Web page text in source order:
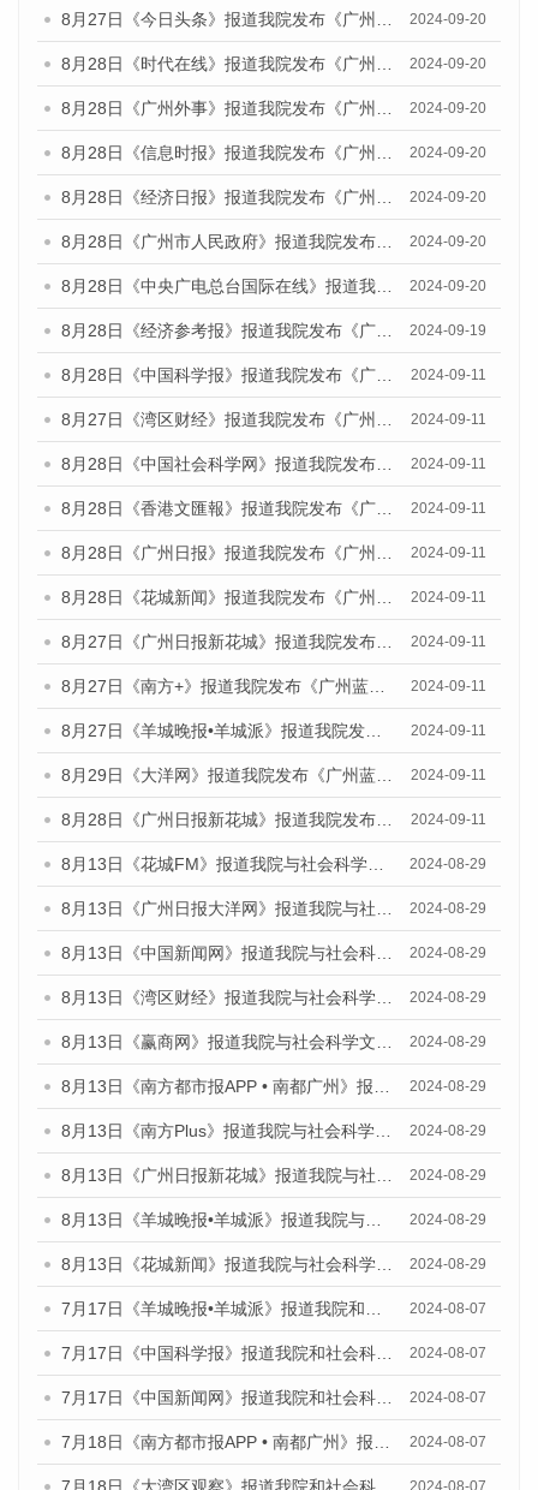
8月27日《今日头条》报道我院发布《广州蓝皮书：广州创新型城市发展报告（2024）》的媒体文章 2024-09-20
8月28日《时代在线》报道我院发布《广州蓝皮书：广州城市国际化发展报告（2024）》的媒体文章 2024-09-20
8月28日《广州外事》报道我院发布《广州蓝皮书：广州城市国际化发展报告（2024）》的媒体文章 2024-09-20
8月28日《信息时报》报道我院发布《广州蓝皮书：广州城市国际化发展报告（2024）》的媒体文章 2024-09-20
8月28日《经济日报》报道我院发布《广州蓝皮书：广州城市国际化发展报告（2024）》的媒体文章 2024-09-20
8月28日《广州市人民政府》报道我院发布《广州蓝皮书：广州城市国际化发展报告（2024）》的媒体文章 2024-09-20
8月28日《中央广电总台国际在线》报道我院发布《广州蓝皮书：广州城市国际化发展报告（2024）》的媒体文章 2024-09-20
8月28日《经济参考报》报道我院发布《广州蓝皮书：广州城市国际化发展报告（2024）》的媒体文章 2024-09-19
8月28日《中国科学报》报道我院发布《广州蓝皮书：广州城市国际化发展报告（2024）》的媒体文章 2024-09-11
8月27日《湾区财经》报道我院发布《广州蓝皮书：广州城市国际化发展报告（2024）》的媒体文章 2024-09-11
8月28日《中国社会科学网》报道我院发布《广州蓝皮书：广州城市国际化发展报告（2024）》的媒体文章 2024-09-11
8月28日《香港文匯報》报道我院发布《广州蓝皮书：广州城市国际化发展报告（2024）》的媒体文章 2024-09-11
8月28日《广州日报》报道我院发布《广州蓝皮书：广州城市国际化发展报告（2024）》的媒体文章 2024-09-11
8月28日《花城新闻》报道我院发布《广州蓝皮书：广州城市国际化发展报告（2024）》的媒体文章 2024-09-11
8月27日《广州日报新花城》报道我院发布《广州蓝皮书：广州城市国际化发展报告（2024）》的媒体文章 2024-09-11
8月27日《南方+》报道我院发布《广州蓝皮书：广州城市国际化发展报告（2024）》的媒体文章 2024-09-11
8月27日《羊城晚报•羊城派》报道我院发布《广州蓝皮书：广州城市国际化发展报告（2024）》的媒体文章 2024-09-11
8月29日《大洋网》报道我院发布《广州蓝皮书：广州城市国际化发展报告（2024）》的媒体文章 2024-09-11
8月28日《广州日报新花城》报道我院发布《广州蓝皮书：广州城市国际化发展报告（2024）》的媒体文章 2024-09-11
8月13日《花城FM》报道我院与社会科学文献出版社联合发布的《广州蓝皮书：广州国际商贸中心发展报告（2024）》媒体文章 2024-08-29
8月13日《广州日报大洋网》报道我院与社会科学文献出版社联合发布的《广州蓝皮书：广州国际商贸中心发展报告（2024）》媒体文章 2024-08-29
8月13日《中国新闻网》报道我院与社会科学文献出版社联合发布的《广州蓝皮书：广州国际商贸中心发展报告（2024）》媒体文章 2024-08-29
8月13日《湾区财经》报道我院与社会科学文献出版社联合发布的《广州蓝皮书：广州国际商贸中心发展报告（2024）》媒体文章 2024-08-29
8月13日《赢商网》报道我院与社会科学文献出版社联合发布的《广州蓝皮书：广州国际商贸中心发展报告（2024）》媒体文章 2024-08-29
8月13日《南方都市报APP • 南都广州》报道我院与社会科学文献出版社联合发布的《广州蓝皮书：广州国际商贸中心发展报告（2024）》媒体文章 2024-08-29
8月13日《南方Plus》报道我院与社会科学文献出版社联合发布的《广州蓝皮书：广州国际商贸中心发展报告（2024）》媒体文章 2024-08-29
8月13日《广州日报新花城》报道我院与社会科学文献出版社联合发布的《广州蓝皮书：广州国际商贸中心发展报告（2024）》媒体文章 2024-08-29
8月13日《羊城晚报•羊城派》报道我院与社会科学文献出版社联合发布的《广州蓝皮书：广州国际商贸中心发展报告（2024）》媒体文章 2024-08-29
8月13日《花城新闻》报道我院与社会科学文献出版社联合发布的《广州蓝皮书：广州国际商贸中心发展报告（2024）》媒体文章 2024-08-29
7月17日《羊城晚报•羊城派》报道我院和社会科学文献出版社联合发布《广州蓝皮书：广州数字经济发展报告（2024）》的媒体文章 2024-08-07
7月17日《中国科学报》报道我院和社会科学文献出版社联合发布《广州蓝皮书：广州数字经济发展报告（2024）》的媒体文章 2024-08-07
7月17日《中国新闻网》报道我院和社会科学文献出版社联合发布《广州蓝皮书：广州数字经济发展报告（2024）》的媒体文章 2024-08-07
7月18日《南方都市报APP • 南都广州》报道我院和社会科学文献出版社联合发布《广州蓝皮书：广州数字经济发展报告（2024）》的媒体文章 2024-08-07